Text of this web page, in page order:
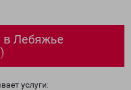
в Лебяжье
услуги: